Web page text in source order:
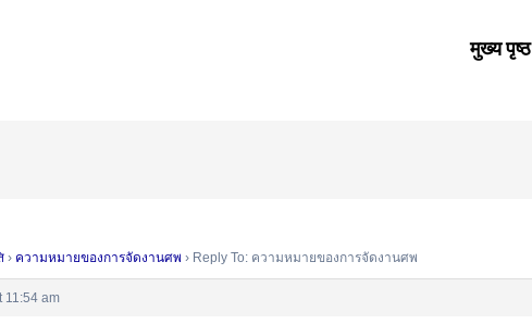
मुख्य पृष्ठ
› ความหมายของการจัดงานศพ › Reply To: ความหมายของการจัดงานศพ
11:54 am